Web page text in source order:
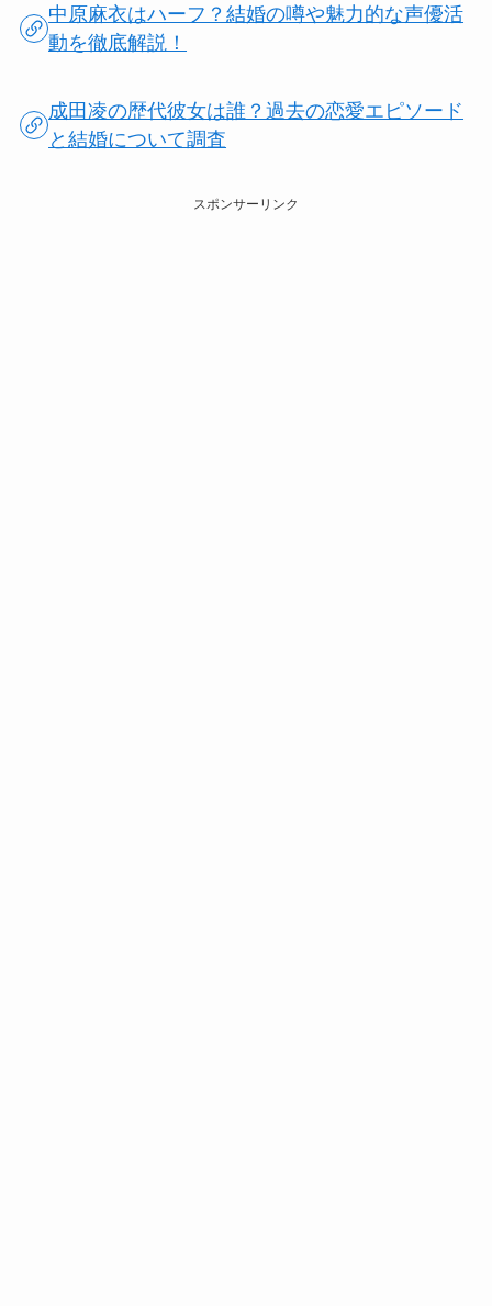
中原麻衣はハーフ？結婚の噂や魅力的な声優活
動を徹底解説！
成田凌の歴代彼女は誰？過去の恋愛エピソード
と結婚について調査
スポンサーリンク